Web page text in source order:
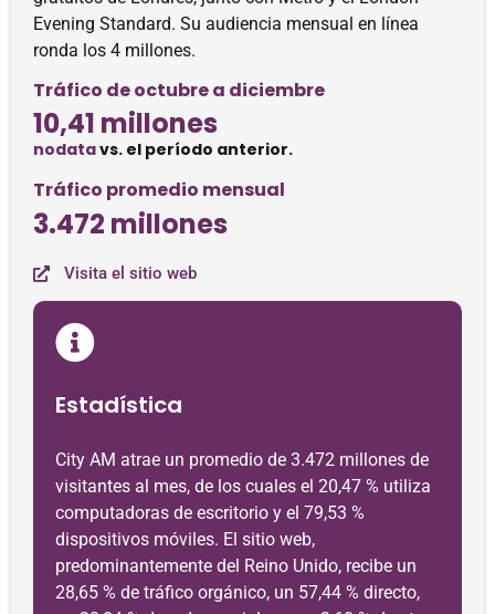
Evening Standard. Su audiencia mensual en línea
ronda los 4 millones.
Tráfico de octubre a diciembre
10,41 millones
nodatavs. el período anterior.
Tráfico promedio mensual
3.472 millones
Visita el sitio web
Estadística
City AM atrae un promedio de 3.472 millones de
visitantes al mes, de los cuales el 20,47 % utiliza
computadoras de escritorio y el 79,53 %
dispositivos móviles. El sitio web,
predominantemente del Reino Unido, recibe un
28,65 % de tráfico orgánico, un 57,44 % directo,